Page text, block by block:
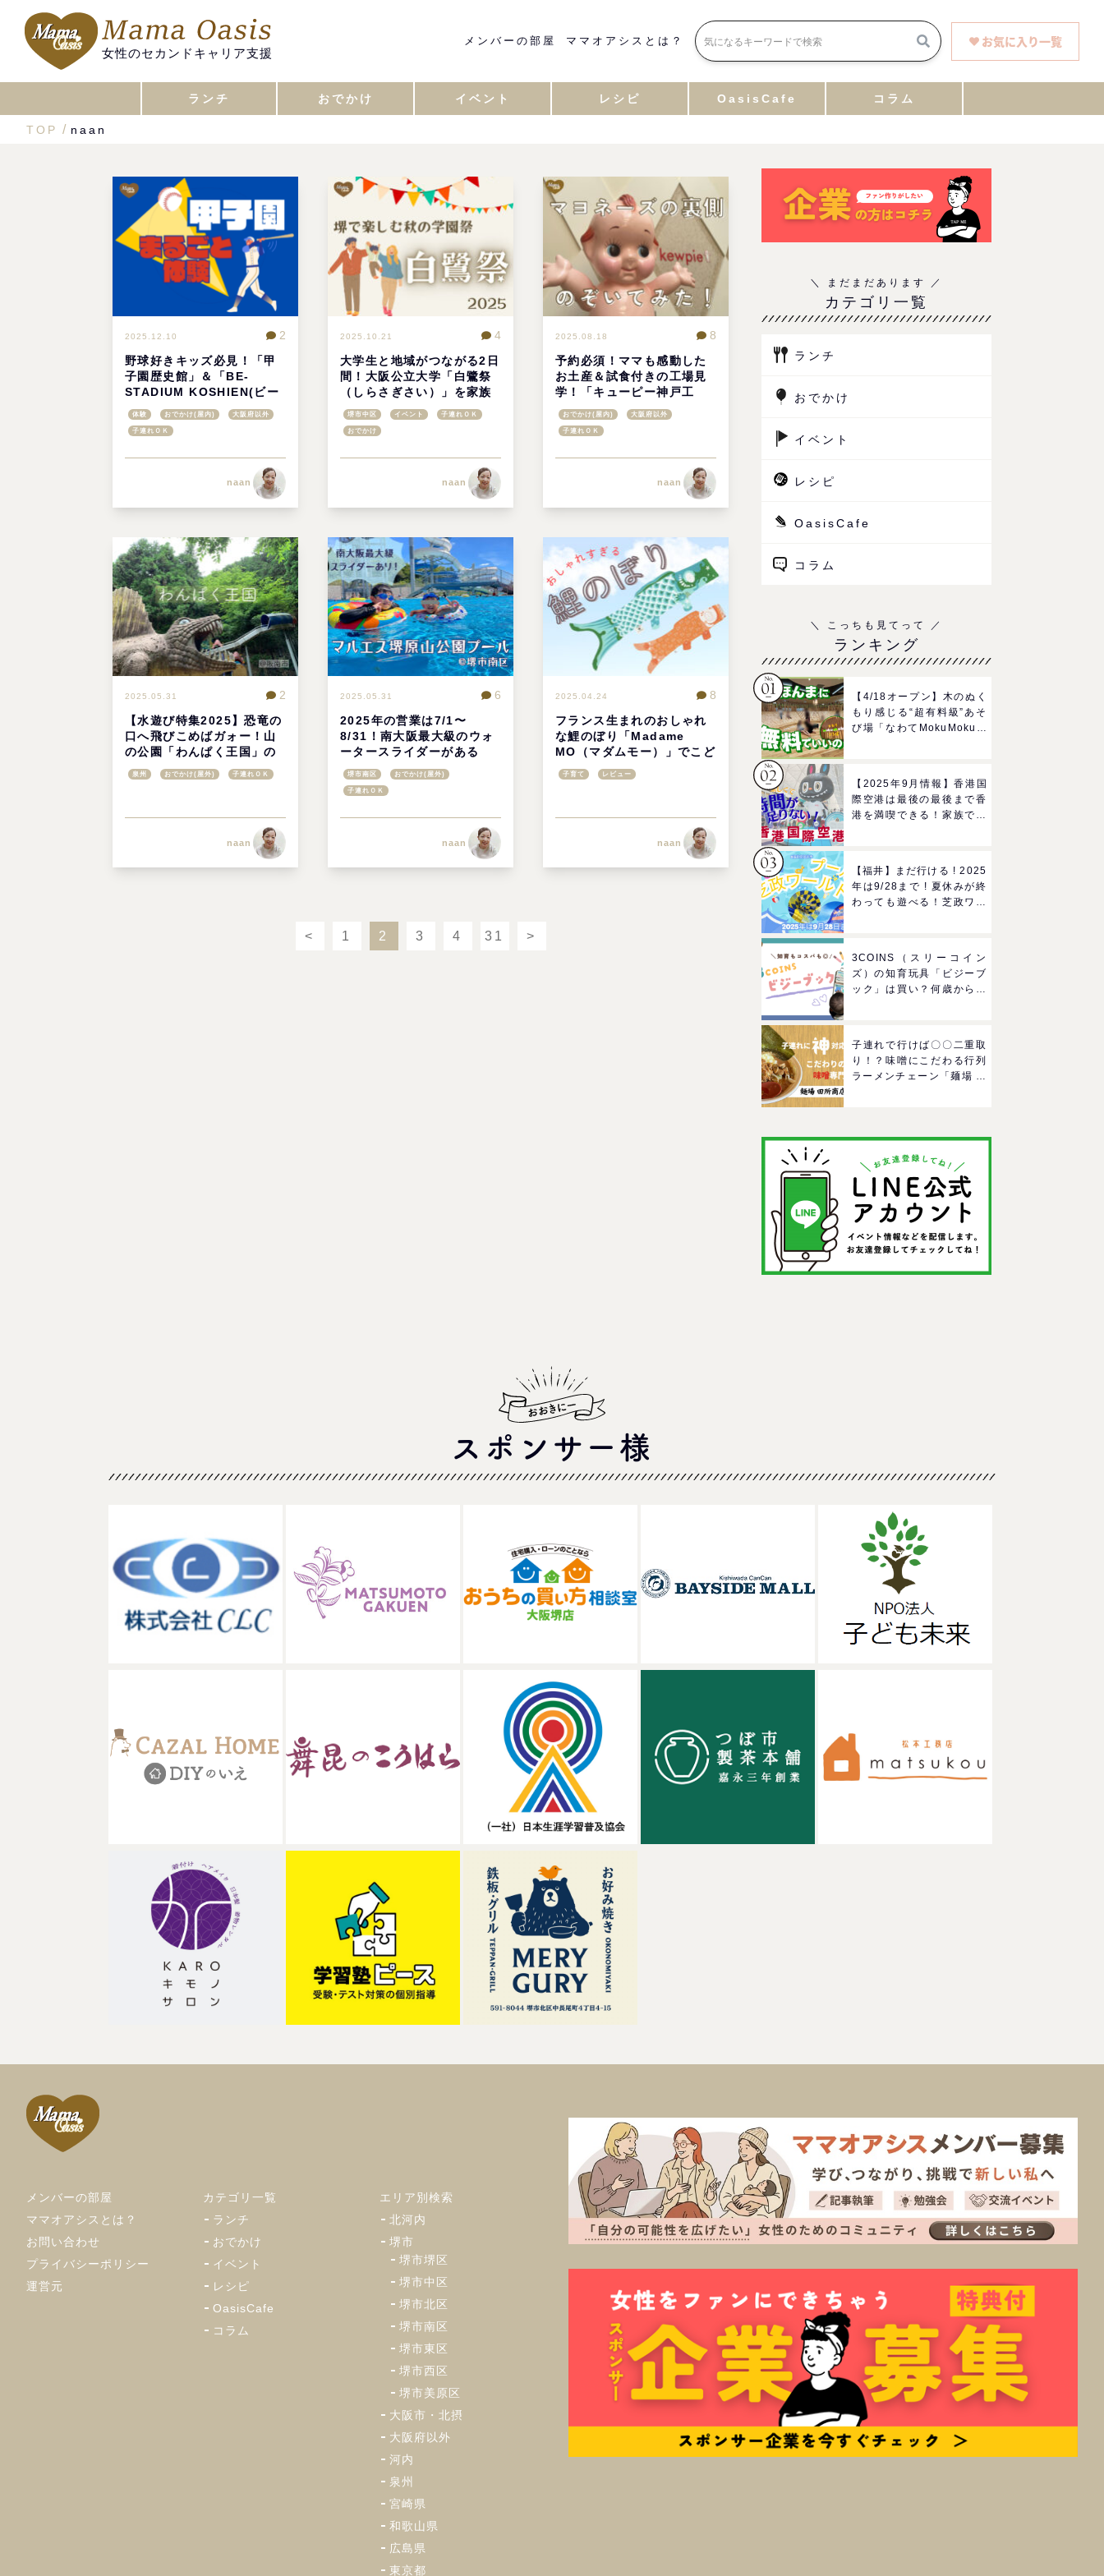
女性のセカンドキャリア支援
メンバーの部屋 ママオアシスとは？ お気に入り一覧
ランチ おでかけ イベント レシピ OasisCafe コラム
TOP naan
2025.12.10
野球好きキッズ必見！「甲
子園歴史館」＆「BE-
STADIUM KOSHIEN(ビー
スタジアム甲子園)」@兵庫
県西宮市
2
体験 おでかけ(屋内) 大阪府以外
子連れＯＫ
naan
2025.10.21
大学生と地域がつながる2日
間！大阪公立大学「白鷺祭
（しらさぎさい）」を家族
で楽しもう@堺市中区
4
堺市中区 イベント 子連れＯＫ
おでかけ
naan
2025.08.18
予約必須！ママも感動した
お土産＆試食付きの工場見
学！「キューピー神戸工
場」でマヨネーズの秘密を
学ぼう
8
おでかけ(屋内) 大阪府以外
子連れＯＫ
naan
2025.05.31
【水遊び特集2025】恐竜の
口へ飛びこめばガォー！山
の公園「わんぱく王国」の
すべり台は200mで大興奮
♪@阪南市
2
泉州 おでかけ(屋外) 子連れＯＫ
naan
2025.05.31
2025年の営業は7/1〜
8/31！南大阪最大級のウォ
ータースライダーがある
「マルエス堺プール(旧:マ
ルエス堺原山公園プール)」
@堺市南区【水遊び特集】
6
堺市南区 おでかけ(屋外)
子連れＯＫ
naan
2025.04.24
フランス生まれのおしゃれ
な鯉のぼり「Madame
MO（マダムモー）」でこど
もの日をお祝いしよう
8
子育て レビュー
naan
< 1 2 3 4 31 >
カテゴリ一覧
ランチ
おでかけ
イベント
レシピ
OasisCafe
コラム
ランキング
【4/18オープン】木のぬく
もり感じる“超有料級”あそ
び場「なわてMokuMokuひ
【2025年9月情報】香港国
際空港は最後の最後まで香
港を満喫できる！家族で楽
【福井】まだ行ける ! 2025
年は9/28まで ! 夏休みが終
わっても遊べる！芝政ワー
3COINS（スリーコイン
ズ）の知育玩具「ビジーブ
ック」は買い？何歳から使
子連れで行けば〇〇二重取
り！？味噌にこだわる行列
ラーメンチェーン「麺場 田
スポンサー様
メンバーの部屋
ママオアシスとは？
お問い合わせ
プライバシーポリシー
運営元
カテゴリ一覧
ランチ
おでかけ
イベント
レシピ
OasisCafe
コラム
エリア別検索
北河内
堺市
堺市堺区
堺市中区
堺市北区
堺市南区
堺市東区
堺市西区
堺市美原区
大阪市・北摂
大阪府以外
河内
泉州
宮崎県
和歌山県
広島県
東京都